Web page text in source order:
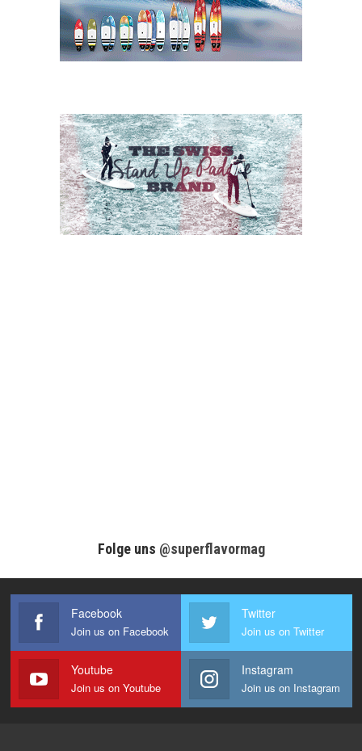
Folge uns @superflavormag
Facebook
Join us on Facebook
Twitter
Join us on Twitter
Youtube
Join us on Youtube
Instagram
Join us on Instagram